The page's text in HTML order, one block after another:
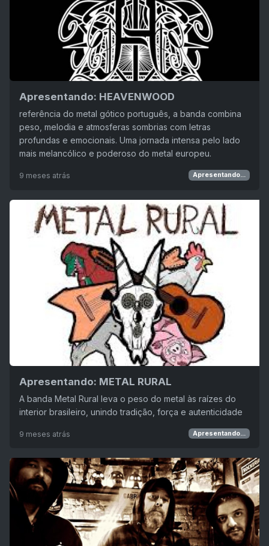
Apresentando: HEAVENWOOD
referência do metal gótico português, a banda combina
peso, melodia e atmosferas sombrias com letras
profundas e emocionais. Uma jornada intensa pelo lado
mais melancólico e poderoso do metal europeu.
9 meses atrás Apresentando...
Apresentando: METAL RURAL
A banda Metal Rural leva o peso do metal às raízes do
interior brasileiro, unindo tradição, força e autenticidade
9 meses atrás Apresentando...